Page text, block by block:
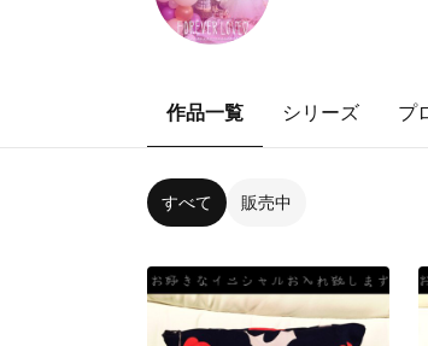
作品一覧 シリーズ プ
すべて 販売中